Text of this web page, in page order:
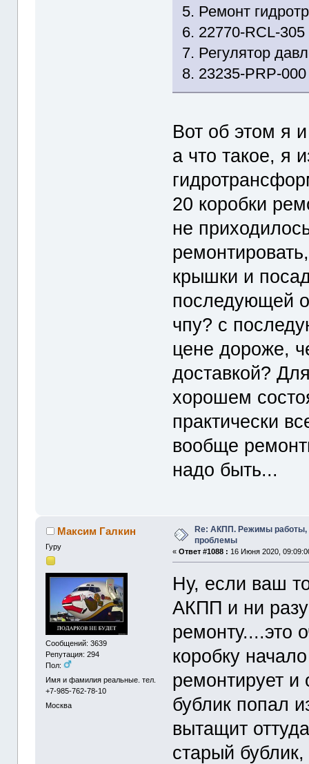
5. Ремонт
6. 22770-RCL-
7. Регулятор
8. 23235-PRP-
Вот об этом я
а что такое, я
20 коробки
не
крышки и
последующей
чпу? с
цене дороже,
доставкой?
хорошем
практически
вообще
надо быть...
Максим Галкин
Гуру
Сообщений: 3639
Репутация: 294
Пол:
Имя и фамилия реальные. тел.
+7-985-762-78-10
Москва
Re: АКПП. Режимы работы,
проблемы
«Ответ #1088 : 16 Июня 2020,
Ну, если ваш
АКПП и ни
ремонту....это
коробку
ремонтирует и
бублик попал
вытащит
старый бублик,